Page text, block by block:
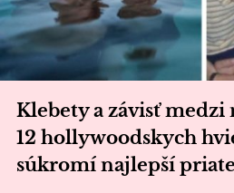
Klebety a závisť
12 hollywoodskych
súkromí najlepší